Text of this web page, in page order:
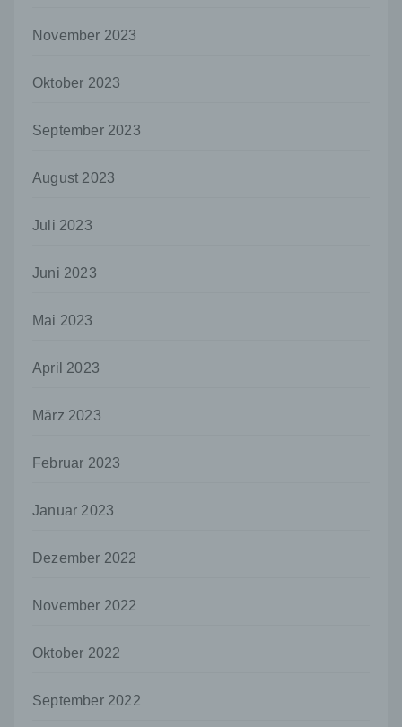
November 2023
Oktober 2023
September 2023
August 2023
Juli 2023
Juni 2023
Mai 2023
April 2023
März 2023
Februar 2023
Januar 2023
Dezember 2022
November 2022
Oktober 2022
September 2022
beziehungsweise können die bestimmten
Mitgliedstaaten vorgesehen werden.
oder andere Stelle, die personenbezogene
verarbeitet.
Empfänger ist eine natürliche oder juristische
Stelle, der personenbezogene Daten
offengelegt werden, unabhängig davon, ob
nicht. Behörden, die im Rahmen eines
Mitgliedstaaten möglicherweise
jedoch nicht als Empfänger.
Dritter ist eine natürliche oder juristische
Verantwortlichen, dem Auftragsverarbeiter
unmittelbaren Verantwortung des
personenbezogenen Daten zu verarbeiten.